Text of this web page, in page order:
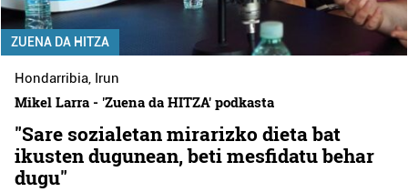
ZUENA DA HITZA
Hondarribia, Irun
Mikel Larra - 'Zuena da HITZA' podkasta
"Sare sozialetan mirarizko dieta bat
ikusten dugunean, beti mesfidatu behar
dugu"